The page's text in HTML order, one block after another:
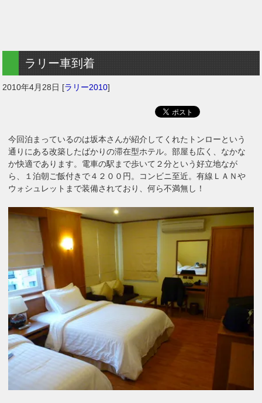
ラリー車到着
2010年4月28日 [ラリー2010]
今回泊まっているのは坂本さんが紹介してくれたトンローという
通りにある改築したばかりの滞在型ホテル。部屋も広く、なかな
か快適であります。電車の駅まで歩いて２分という好立地なが
ら、１泊朝ご飯付きで４２００円。コンビニ至近。有線ＬＡＮや
ウォシュレットまで装備されており、何ら不満無し！